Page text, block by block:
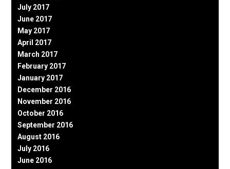
July 2017
June 2017
May 2017
April 2017
March 2017
February 2017
January 2017
December 2016
November 2016
October 2016
September 2016
August 2016
July 2016
June 2016